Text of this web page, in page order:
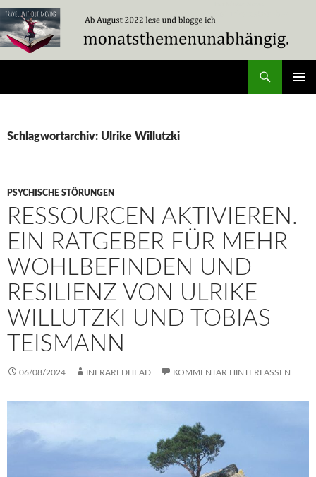
Zum
Inhalt
springen
Schlagwortarchiv: Ulrike Willutzki
PSYCHISCHE STÖRUNGEN
RESSOURCEN AKTIVIEREN.
EIN RATGEBER FÜR MEHR
WOHLBEFINDEN UND
RESILIENZ VON ULRIKE
WILLUTZKI UND TOBIAS
TEISMANN
06/08/2024 INFRAREDHEAD KOMMENTAR HINTERLASSEN